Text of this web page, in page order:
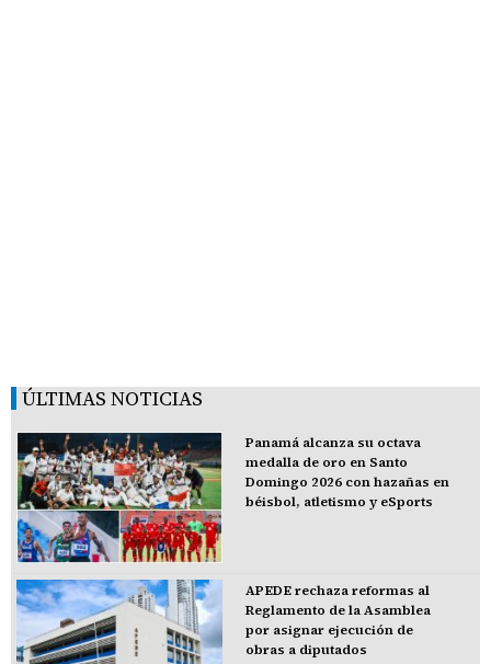
ÚLTIMAS NOTICIAS
Panamá alcanza su octava
medalla de oro en Santo
Domingo 2026 con hazañas en
béisbol, atletismo y eSports
APEDE rechaza reformas al
Reglamento de la Asamblea
por asignar ejecución de
obras a diputados